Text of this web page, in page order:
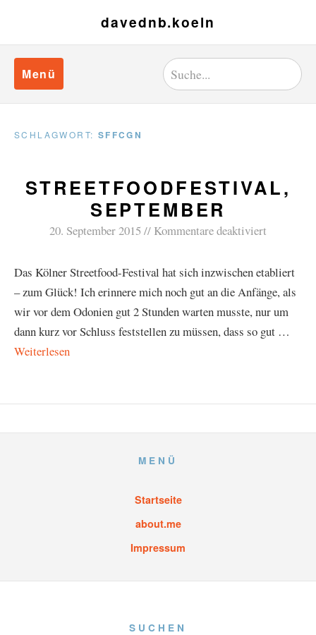
davednb.koeln
Menü
SCHLAGWORT: SFFCGN
STREETFOODFESTIVAL,
SEPTEMBER
20. September 2015 Kommentare deaktiviert
Das Kölner Streetfood-Festival hat sich inzwischen etabliert
– zum Glück! Ich erinnere mich noch gut an die Anfänge, als
wir vor dem Odonien gut 2 Stunden warten musste, nur um
dann kurz vor Schluss feststellen zu müssen, dass so gut …
Weiterlesen
MENÜ
Startseite
about.me
Impressum
SUCHEN